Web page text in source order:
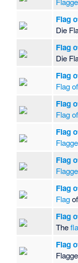
Flag
Die
Flag
Die
Flag
Flag
Flag
Flag
Flag
Flag
Flag
Flag
Flag
The
Flag